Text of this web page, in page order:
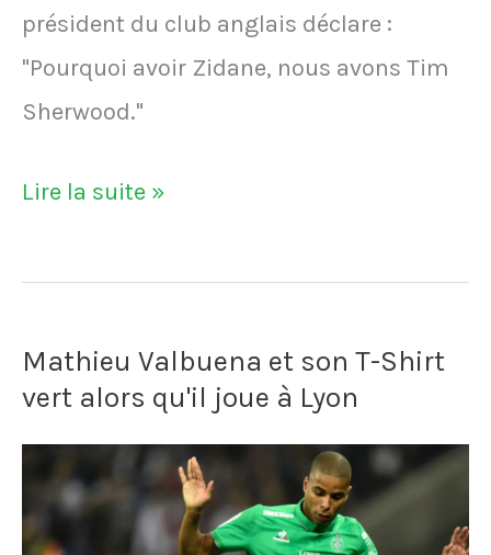
trop
longtemps
président du club anglais déclare :
"Pourquoi avoir Zidane, nous avons Tim
Sherwood."
Le
de
Rovers
en
"Pourquoi
avoir
Lire la suite »
Mathieu Valbuena et son T-Shirt
vert alors qu'il joue à Lyon